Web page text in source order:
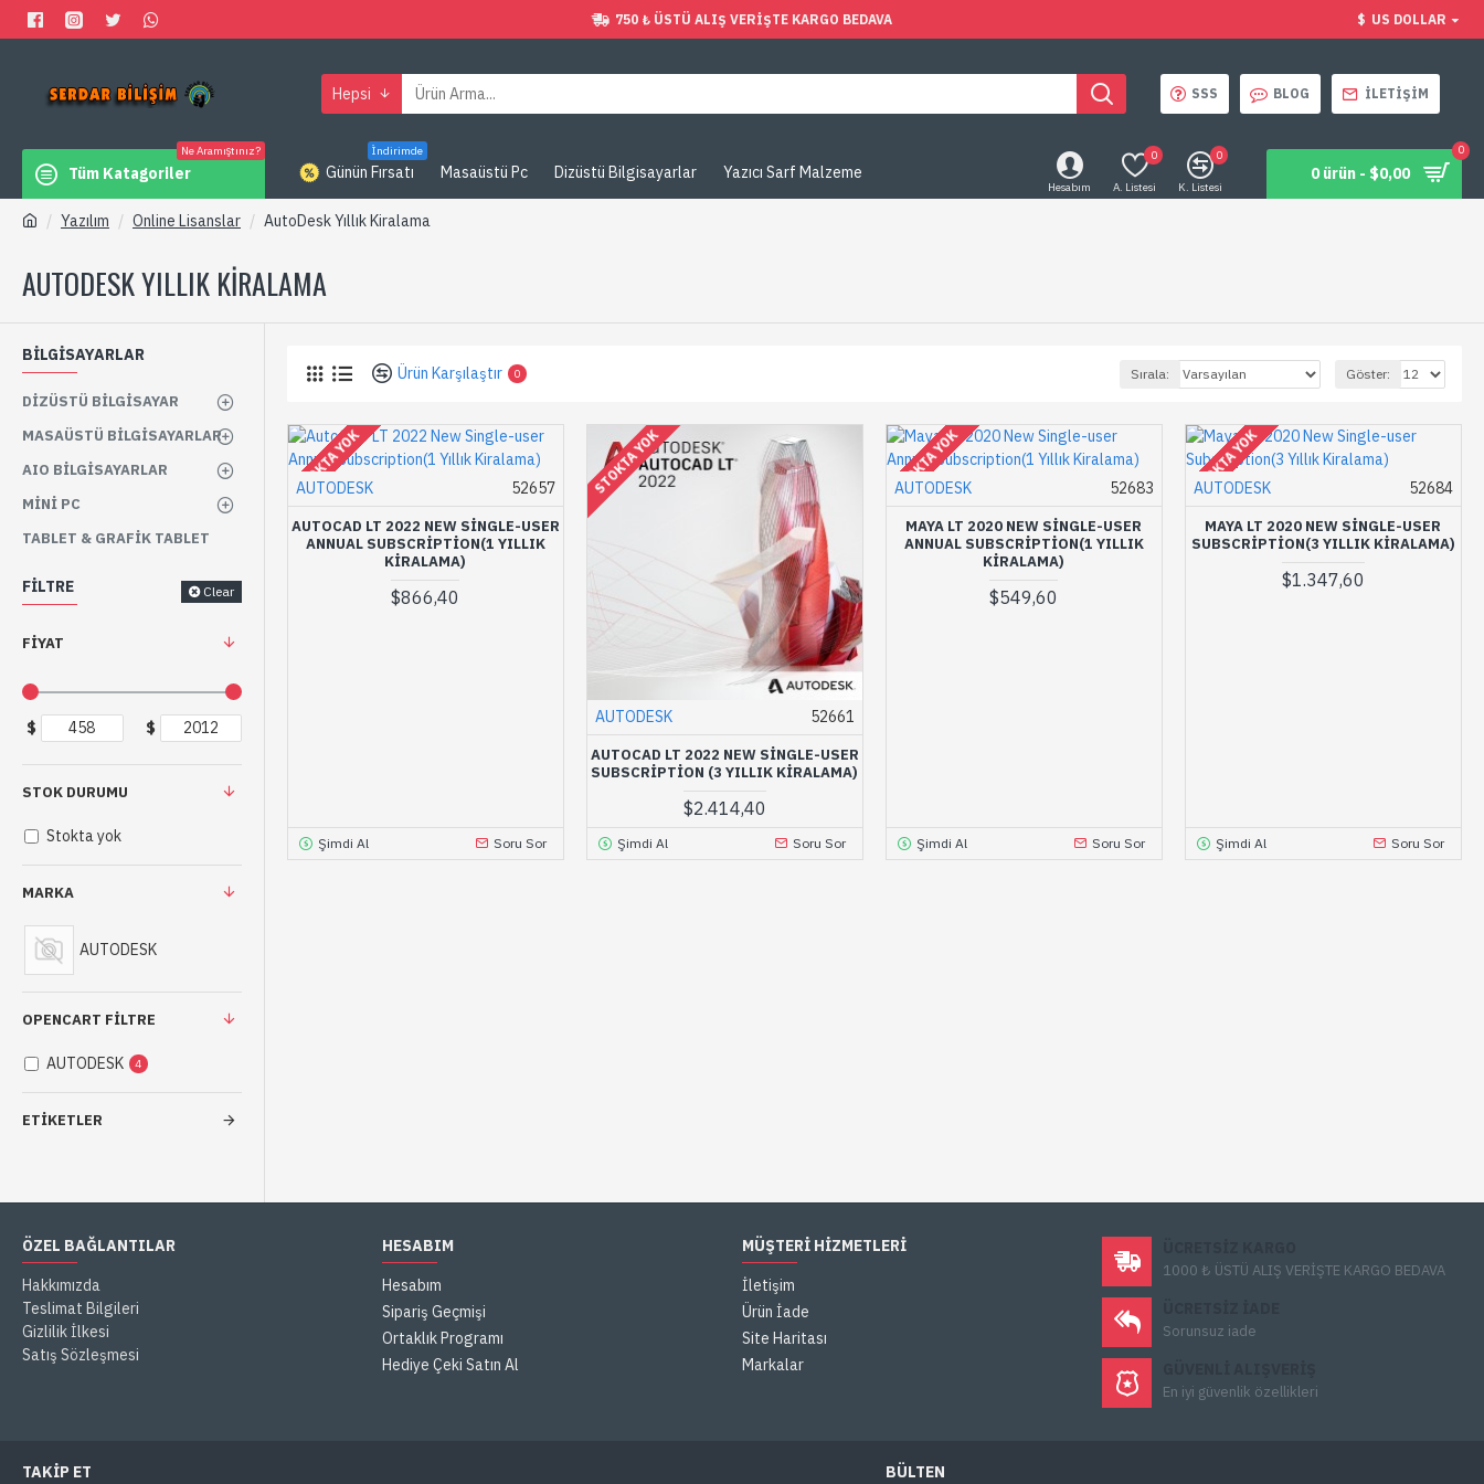
750 ₺ ÜSTÜ ALIŞ VERIŞTE KARGO BEDAVA $ US DOLLAR
Hepsi SSS BLOG İLETIŞIM
Tüm Katagoriler
Ne Aramıştınız?
Günün Fırsatı
İndirimde
Masaüstü Pc Dizüstü Bilgisayarlar Yazıcı Sarf Malzeme
Hesabım A. Listesi
0
K. Listesi
0
0 ürün - $0,00
0
Yazılım Online Lisanslar AutoDesk Yıllık Kiralama
AUTODESK YILLIK KIRALAMA
BİLGİSAYARLAR
DIZÜSTÜ BILGISAYAR
MASAÜSTÜ BILGISAYARLAR
AIO BILGISAYARLAR
MINI PC
TABLET & GRAFIK TABLET
FILTRE Clear
FIYAT
$ $
MARKA
AUTODESK
OPENCART FILTRE
AUTODESK 4
ETIKETLER
STOK DURUMU
Stokta yok
Ürün Karşılaştır 0 Sırala: Göster:
STOKTA YOK
AUTODESK 52657
AUTOCAD LT 2022 NEW SINGLE-USER
ANNUAL SUBSCRIPTION(1 YILLIK
KIRALAMA)
$866,40
Şimdi Al Soru Sor
STOKTA YOK
AUTODESK 52661
AUTOCAD LT 2022 NEW SINGLE-USER
SUBSCRIPTION (3 YILLIK KIRALAMA)
$2.414,40
Şimdi Al Soru Sor
STOKTA YOK
AUTODESK 52683
MAYA LT 2020 NEW SINGLE-USER
ANNUAL SUBSCRIPTION(1 YILLIK
KIRALAMA)
$549,60
Şimdi Al Soru Sor
STOKTA YOK
AUTODESK 52684
MAYA LT 2020 NEW SINGLE-USER
SUBSCRIPTION(3 YILLIK KIRALAMA)
$1.347,60
Şimdi Al Soru Sor
ÖZEL BAĞLANTILAR
Hakkımızda
Teslimat Bilgileri
Gizlilik İlkesi
Satış Sözleşmesi
HESABIM
Hesabım
Sipariş Geçmişi
Ortaklık Programı
Hediye Çeki Satın Al
MÜŞTERI HIZMETLERI
İletişim
Ürün İade
Site Haritası
Markalar
1000 ₺ ÜSTÜ ALIŞ VERİŞTE KARGO BEDAVA
Sorunsuz iade
En iyi güvenlik özellikleri
TAKIP ET BÜLTEN